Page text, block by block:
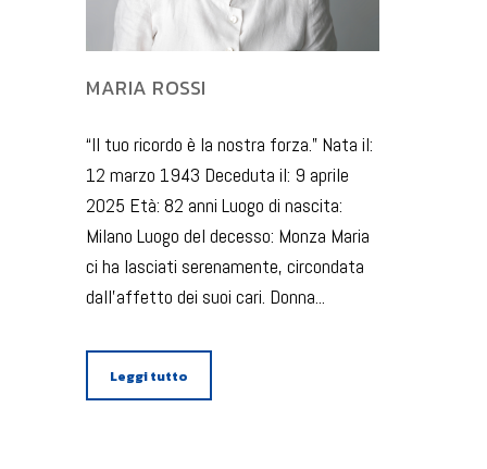
MARIA ROSSI
“Il tuo ricordo è la nostra forza.” Nata il:
12 marzo 1943 Deceduta il: 9 aprile
2025 Età: 82 anni Luogo di nascita:
Milano Luogo del decesso: Monza Maria
ci ha lasciati serenamente, circondata
dall’affetto dei suoi cari. Donna...
Leggi tutto